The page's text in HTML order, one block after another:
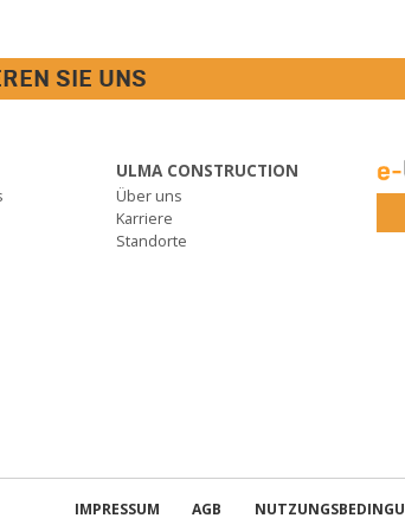
SIE UNS
ULMA CONSTRUCTION
Über uns
Karriere
Standorte
IMPRESSUM AGB